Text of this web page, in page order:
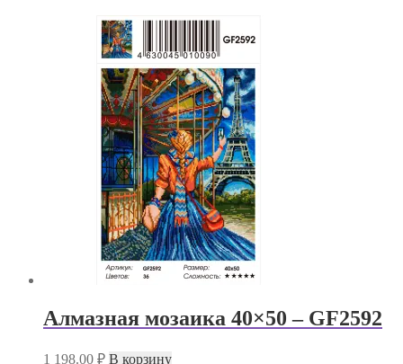
Алмазная мозаика 40×50 – GF2592
1 198.00 ₽ В корзину